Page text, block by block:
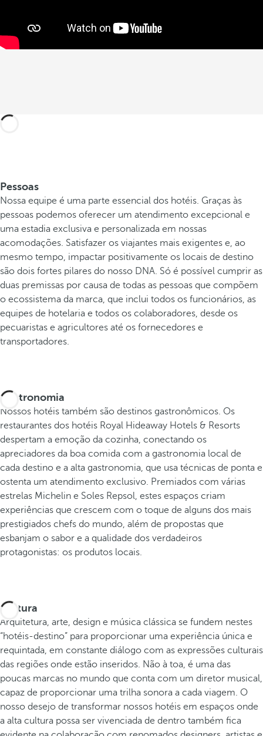
Pessoas
Nossa equipe é uma parte essencial dos hotéis. Graças às
pessoas podemos oferecer um atendimento excepcional e
uma estadia exclusiva e personalizada em nossas
acomodações. Satisfazer os viajantes mais exigentes e, ao
mesmo tempo, impactar positivamente os locais de destino
são dois fortes pilares do nosso DNA. Só é possível cumprir as
duas premissas por causa de todas as pessoas que compõem
o ecossistema da marca, que inclui todos os funcionários, as
equipes de hotelaria e todos os colaboradores, desde os
pecuaristas e agricultores até os fornecedores e
transportadores.
Gastronomia
Nossos hotéis também são destinos gastronômicos. Os
restaurantes dos hotéis Royal Hideaway Hotels & Resorts
despertam a emoção da cozinha, conectando os
apreciadores da boa comida com a gastronomia local de
cada destino e a alta gastronomia, que usa técnicas de ponta e
ostenta um atendimento exclusivo. Premiados com várias
estrelas Michelin e Soles Repsol, estes espaços criam
experiências que crescem com o toque de alguns dos mais
prestigiados chefs do mundo, além de propostas que
esbanjam o sabor e a qualidade dos verdadeiros
protagonistas: os produtos locais.
Cultura
Arquitetura, arte, design e música clássica se fundem nestes
“hotéis-destino” para proporcionar uma experiência única e
requintada, em constante diálogo com as expressões culturais
das regiões onde estão inseridos. Não à toa, é uma das
poucas marcas no mundo que conta com um diretor musical,
capaz de proporcionar uma trilha sonora a cada viagem. O
nosso desejo de transformar nossos hotéis em espaços onde
a alta cultura possa ser vivenciada de dentro também fica